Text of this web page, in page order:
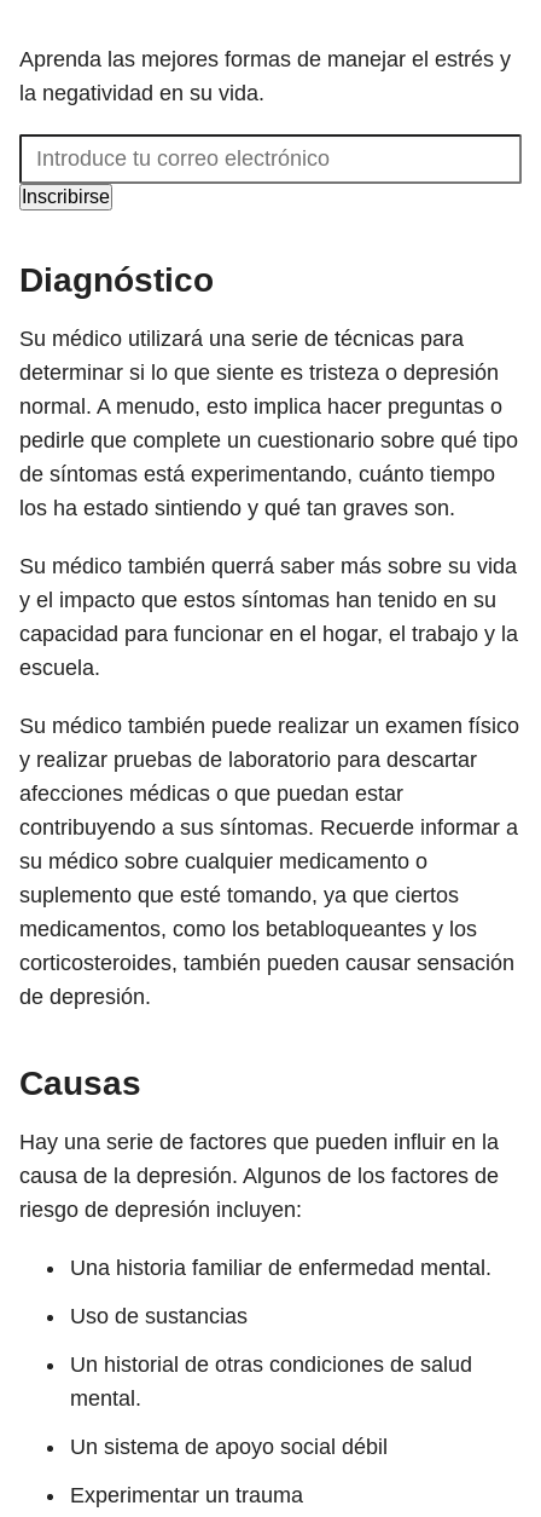
Aprenda las mejores formas de manejar el estrés y
la negatividad en su vida.
Inscribirse
Diagnóstico
Su médico utilizará una serie de técnicas para
determinar si lo que siente es tristeza o depresión
normal. A menudo, esto implica hacer preguntas o
pedirle que complete un cuestionario sobre qué tipo
de síntomas está experimentando, cuánto tiempo
los ha estado sintiendo y qué tan graves son.
Su médico también querrá saber más sobre su vida
y el impacto que estos síntomas han tenido en su
capacidad para funcionar en el hogar, el trabajo y la
escuela.
Su médico también puede realizar un examen físico
y realizar pruebas de laboratorio para descartar
afecciones médicas o que puedan estar
contribuyendo a sus síntomas. Recuerde informar a
su médico sobre cualquier medicamento o
suplemento que esté tomando, ya que ciertos
medicamentos, como los betabloqueantes y los
corticosteroides, también pueden causar sensación
de depresión.
Causas
Hay una serie de factores que pueden influir en la
causa de la depresión. Algunos de los factores de
riesgo de depresión incluyen:
Una historia familiar de enfermedad mental.
Uso de sustancias
Un historial de otras condiciones de salud
mental.
Un sistema de apoyo social débil
Experimentar un trauma